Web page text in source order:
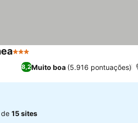
3 Estrelas
8,2Muito boa (5.916 pontuações)
15 sites